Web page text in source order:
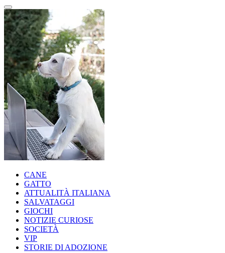
CANE
GATTO
ATTUALITÀ ITALIANA
SALVATAGGI
GIOCHI
NOTIZIE CURIOSE
SOCIETÀ
VIP
STORIE DI ADOZIONE